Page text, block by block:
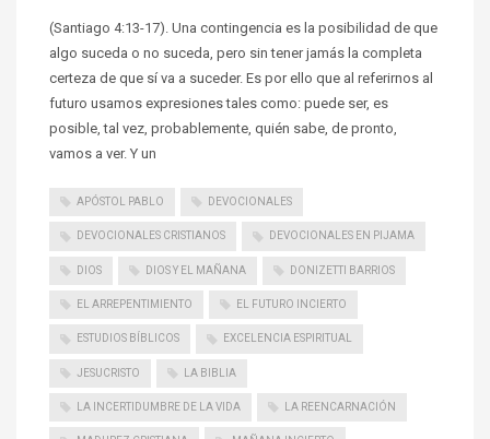
(Santiago 4:13-17). Una contingencia es la posibilidad de que
algo suceda o no suceda, pero sin tener jamás la completa
certeza de que sí va a suceder. Es por ello que al referirnos al
futuro usamos expresiones tales como: puede ser, es
posible, tal vez, probablemente, quién sabe, de pronto,
vamos a ver. Y un
APÓSTOL PABLO DEVOCIONALES
DEVOCIONALES CRISTIANOS DEVOCIONALES EN PIJAMA
DIOS DIOS Y EL MAÑANA DONIZETTI BARRIOS
EL ARREPENTIMIENTO EL FUTURO INCIERTO
ESTUDIOS BÍBLICOS EXCELENCIA ESPIRITUAL
JESUCRISTO LA BIBLIA
LA INCERTIDUMBRE DE LA VIDA LA REENCARNACIÓN